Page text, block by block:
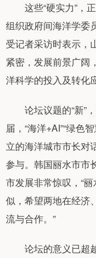
这些“硬实力”，正
组织政府间海洋学委
受记者采访时表示，
紧密，发展前景广阔
洋科学的投入及转化
论坛议题的“新”，
届，“海洋+AI”“绿色
立的海洋城市市长对
参与。韩国丽水市市
市发展非常惊叹，“
似，希望两地在经济
流与合作。”
论坛的意义已超越